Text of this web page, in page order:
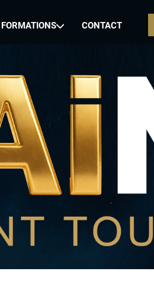
FORMATIONS CONTACT